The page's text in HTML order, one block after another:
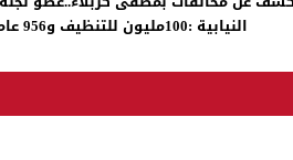
النيابية :100مليون للتنظيف و956 عاملاً بلا إجازات..